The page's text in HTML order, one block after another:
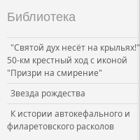
Библиотека
"Святой дух несёт на крыльях!"
50-км крестный ход с иконой
"Призри на смирение"
Звезда рождества
К истории автокефального и
филаретовского расколов